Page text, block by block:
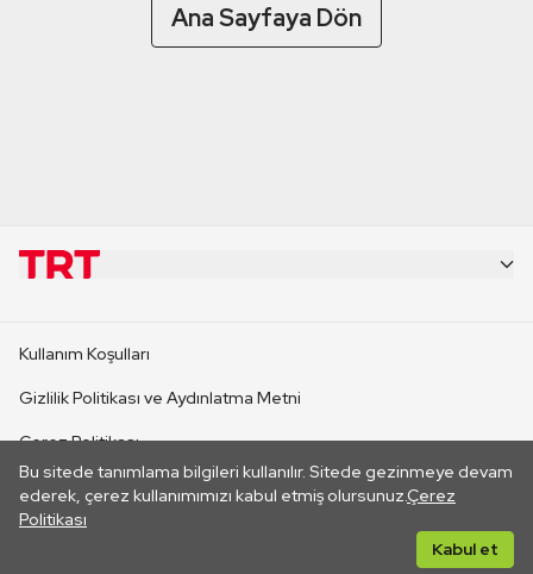
Ana Sayfaya Dön
Bu sitede tanımlama bilgileri kullanılır. Sitede gezinmeye devam
ederek, çerez kullanımımızı kabul etmiş olursunuz.Çerez
Politikası
Kabul et
CANLI YAYINLAR
Kullanım Koşulları
Gizlilik Politikası ve Aydınlatma Metni
Çerez Politikası
İletişim
Her hakkı saklıdır. ©2026 TRT. Bağlantı yoluyla gidilen dış